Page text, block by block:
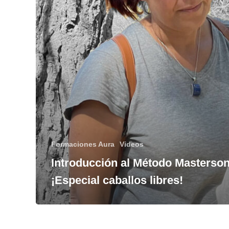
Formaciones Aura Videos
Introducción al Método
¡Especial caballos libres!